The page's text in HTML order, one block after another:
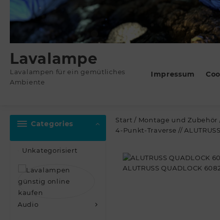
Lavalampe
Lavalampen für ein gemütliches
Ambiente
Impressum
Categories
Unkategorisiert
Audio
Start / Montage und Zubehör
4-Punkt-Traverse //